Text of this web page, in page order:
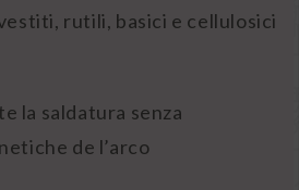
rutili, basici e cellulosici
la saldatura senza
de l’arco